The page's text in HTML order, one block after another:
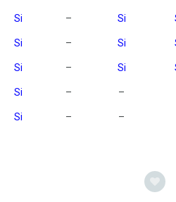
Si – Si
Si – Si
Si – Si
Si – –
Si – –